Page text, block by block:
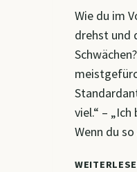
Wie du im
drehst und
viel.“ –
Wenn du